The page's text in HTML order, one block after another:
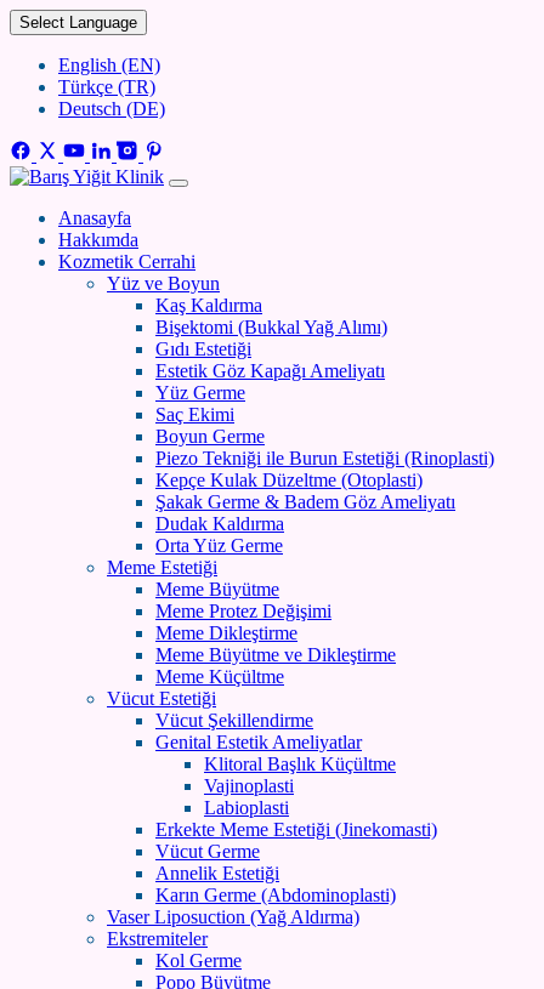
Select Language
English (EN)
Türkçe (TR)
Deutsch (DE)
Anasayfa
Hakkımda
Kozmetik Cerrahi
Yüz ve Boyun
Kaş Kaldırma
Bişektomi (Bukkal Yağ Alımı)
Gıdı Estetiği
Estetik Göz Kapağı Ameliyatı
Yüz Germe
Saç Ekimi
Boyun Germe
Piezo Tekniği ile Burun Estetiği (Rinoplasti)
Kepçe Kulak Düzeltme (Otoplasti)
Şakak Germe & Badem Göz Ameliyatı
Dudak Kaldırma
Orta Yüz Germe
Meme Estetiği
Meme Büyütme
Meme Protez Değişimi
Meme Dikleştirme
Meme Büyütme ve Dikleştirme
Meme Küçültme
Vücut Estetiği
Vücut Şekillendirme
Genital Estetik Ameliyatlar
Klitoral Başlık Küçültme
Vajinoplasti
Labioplasti
Erkekte Meme Estetiği (Jinekomasti)
Vücut Germe
Annelik Estetiği
Karın Germe (Abdominoplasti)
Vaser Liposuction (Yağ Aldırma)
Ekstremiteler
Kol Germe
Popo Büyütme